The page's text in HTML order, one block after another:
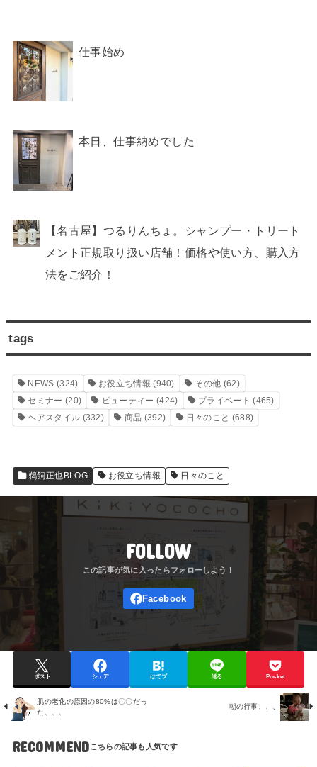
仕事始め
本日、仕事納めでした
【名古屋】つるりんちょ。シャンプー・トリート
メント正規取り扱い店舗！価格や使い方、購入方
法をご紹介！
tags
NEWS (324) お役立ち情報 (940) その他 (62)
セミナー (20) ビューティー (424) プライベート (465)
ヘアスタイル (332) 商品 (392) 日々のこと (688)
鵜飼正也BLOG お役立ち情報 日々のこと
FOLLOW
ポスト シェア はてブ 送る Pocket
肌の老化の原因の80%は〇〇だっ
た、、、
朝の行事、、、
RECOMMEND